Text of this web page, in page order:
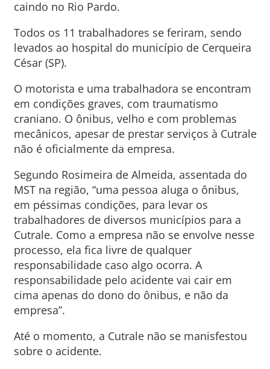
caindo no Rio Pardo.
Todos os 11 trabalhadores se feriram, sendo
levados ao hospital do município de Cerqueira
César (SP).
O motorista e uma trabalhadora se encontram
em condições graves, com traumatismo
craniano. O ônibus, velho e com problemas
mecânicos, apesar de prestar serviços à Cutrale
não é oficialmente da empresa.
Segundo Rosimeira de Almeida, assentada do
MST na região, “uma pessoa aluga o ônibus,
em péssimas condições, para levar os
trabalhadores de diversos municípios para a
Cutrale. Como a empresa não se envolve nesse
processo, ela fica livre de qualquer
responsabilidade caso algo ocorra. A
responsabilidade pelo acidente vai cair em
cima apenas do dono do ônibus, e não da
empresa”.
Até o momento, a Cutrale não se manisfestou
sobre o acidente.